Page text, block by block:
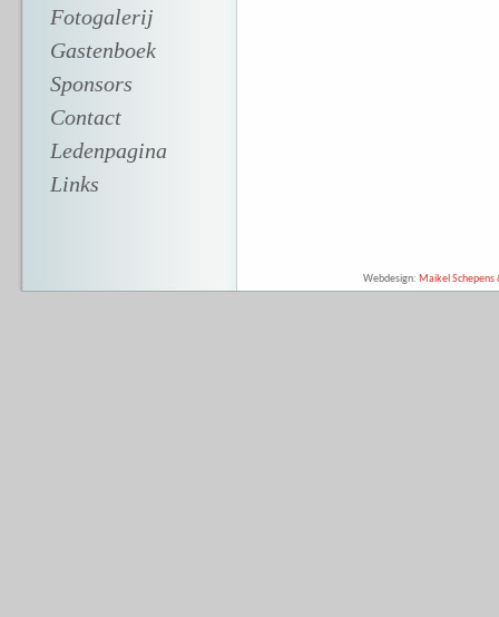
Fotogalerij
Gastenboek
Sponsors
Contact
Ledenpagina
Links
Webdesign: Maikel Schepens